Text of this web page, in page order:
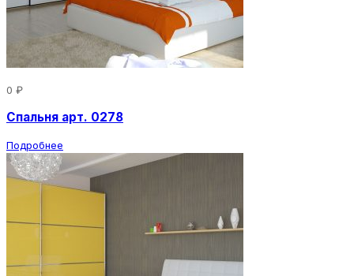
0 ₽
Спальня арт. 0278
Подробнее